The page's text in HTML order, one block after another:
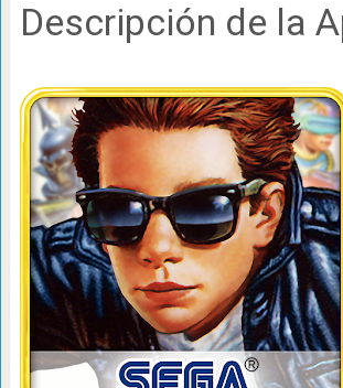
Descripción de la